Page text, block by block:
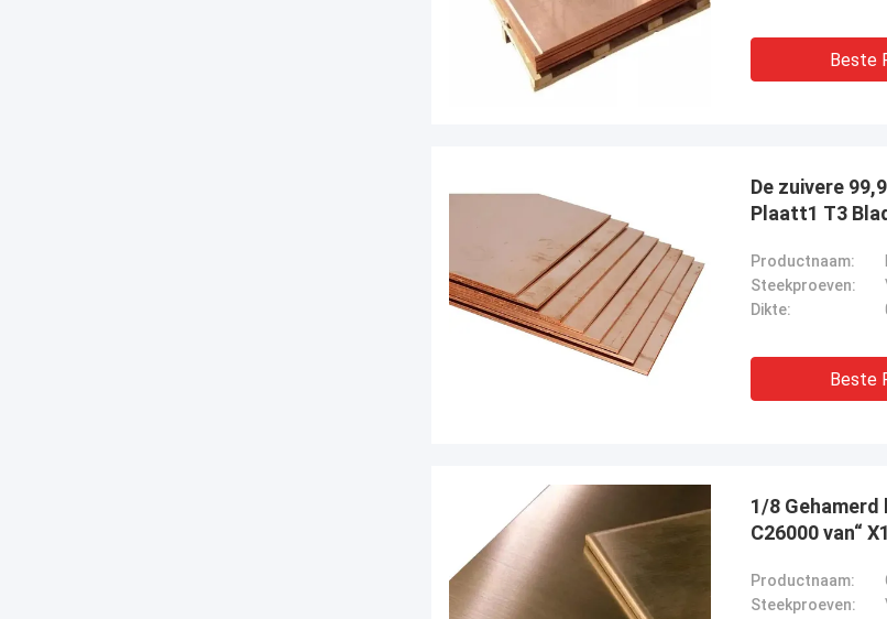
Beste
De zuivere
Plaatt1 T3
Productnaam:
Steekproeven:
Dikte:
Beste
1/8
C26000 van“
Productnaam:
Steekproeven: